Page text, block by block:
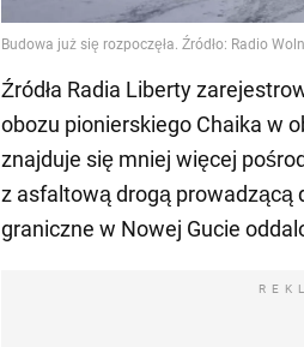
Źródła Radia Liberty
obozu pionierskiego Chaika w
znajduje się mniej więcej
z asfaltową drogą prowadzącą
graniczne w Nowej Gucie